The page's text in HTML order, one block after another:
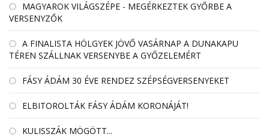
MAGYAROK VILÁGSZÉPE - MEGÉRKEZTEK GYŐRBE A
VERSENYZŐK
A FINALISTA HÖLGYEK JÖVŐ VASÁRNAP A DUNAKAPU
TÉREN SZÁLLNAK VERSENYBE A GYŐZELEMÉRT
FÁSY ÁDÁM 30 ÉVE RENDEZ SZÉPSÉGVERSENYEKET
ELBITOROLTÁK FÁSY ÁDÁM KORONÁJÁT!
KULISSZÁK MÖGÖTT...